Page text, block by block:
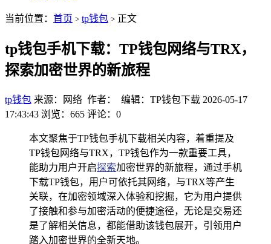
当前位置： 首页 > tp钱包 > 正文
tp钱包手机下载：TP钱包网络与TRX，
探索加密世界的新旅程
tp钱包 来源：网络 作者： 编辑：TP钱包下载 2026-05-17
17:43:43 浏览：665 评论：0
本文聚焦于TP钱包手机下载相关内容，着重提及
TP钱包网络与TRX，TP钱包作为一款重要工具，
能助力用户开启探索加密世界的新旅程，通过手机
下载TP钱包，用户可依托其网络，与TRX等产生
关联，在加密领域深入体验和挖掘，它为用户提供
了接触和参与加密活动的便捷途径，无论是交易还
是了解相关信息，都能借助该钱包展开，引领用户
踏入加密世界的全新天地。